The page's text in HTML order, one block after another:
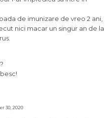
de imunizare de vreo 2 ani,
nici macar un singur an de la
30, 2020